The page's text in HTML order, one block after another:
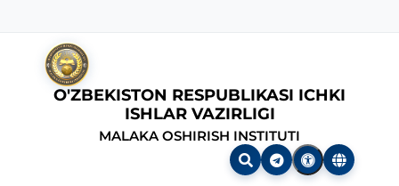
O'ZBEKISTON RESPUBLIKASI ICHKI
ISHLAR VAZIRLIGI
MALAKA OSHIRISH INSTITUTI